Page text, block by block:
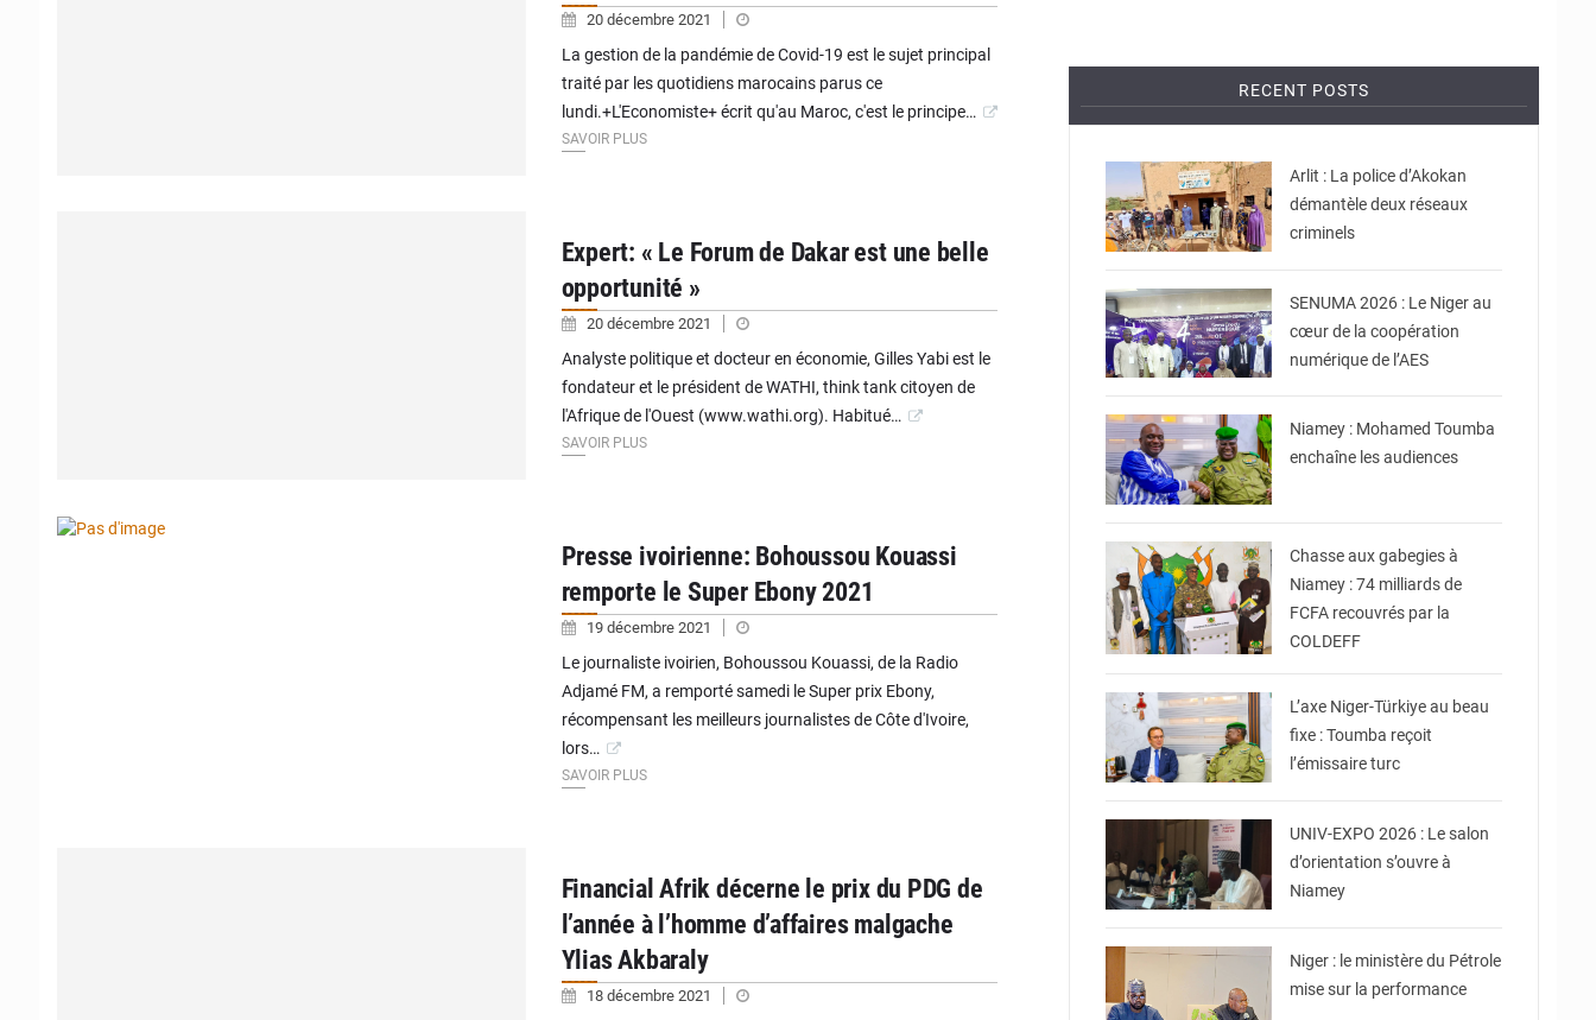
20 décembre 2021
La gestion de la pandémie de Covid-19 est le sujet principal
traité par les quotidiens marocains parus ce
lundi.+L'Economiste+ écrit qu'au Maroc, c'est le principe…
SAVOIR PLUS
Expert: « Le Forum de Dakar est une belle
opportunité »
20 décembre 2021
Analyste politique et docteur en économie, Gilles Yabi est le
fondateur et le président de WATHI, think tank citoyen de
l'Afrique de l'Ouest (www.wathi.org). Habitué…
SAVOIR PLUS
Presse ivoirienne: Bohoussou Kouassi
remporte le Super Ebony 2021
19 décembre 2021
Le journaliste ivoirien, Bohoussou Kouassi, de la Radio
Adjamé FM, a remporté samedi le Super prix Ebony,
récompensant les meilleurs journalistes de Côte d'Ivoire,
lors…
SAVOIR PLUS
Financial Afrik décerne le prix du PDG de
l’année à l’homme d’affaires malgache
Ylias Akbaraly
18 décembre 2021
RECENT POSTS
Arlit : La police d’Akokan
démantèle deux réseaux
criminels
© Ministère de
Communication et des
Nouvelles Technologies
SENUMA 2026 : Le Niger au
cœur de la coopération
numérique de l’AES
© Ministère Nigérien de
l'Intérieur
Niamey : Mohamed Toumba
enchaîne les audiences
© CCPRN
Chasse aux gabegies à
Niamey : 74 milliards de
FCFA recouvrés par la
COLDEFF
© Ministère Nigérien de
l'Intérieur
L’axe Niger-Türkiye au beau
fixe : Toumba reçoit
l’émissaire turc
© Ministère
Enseignement Supérieur/
UNIV-EXPO 2026 : Le salon
d’orientation s’ouvre à
Niamey
Niger : le ministère du Pétrole
mise sur la performance